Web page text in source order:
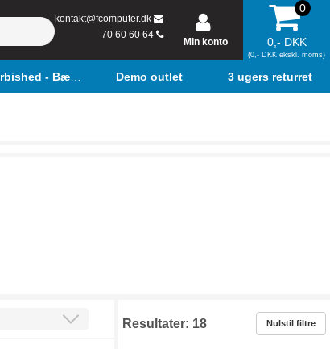
kontakt@fcomputer.dk
70 60 60 64
Min konto
0
0,- DKK
(0,- DKK ekskl. moms)
Refurbished - Bærbar Demo outlet 3 ugers returret
Resultater: 18 Nulstil filtre